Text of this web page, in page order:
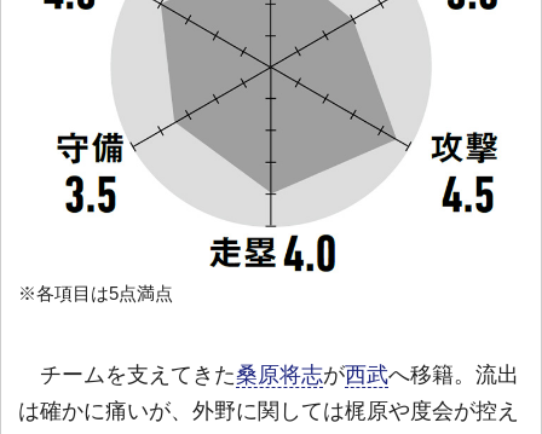
※各項目は5点満点
チームを支えてきた桑原将志が西武へ移籍。流出
は確かに痛いが、外野に関しては梶原や度会が控え